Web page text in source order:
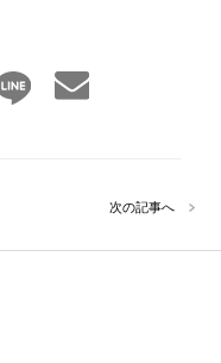
次の記事へ